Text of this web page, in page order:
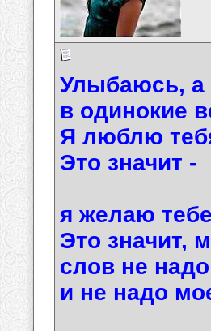
Улыбаюсь, а
в одинокие
Я люблю
Это значит -
я желаю
Это значит,
слов не
и не надо